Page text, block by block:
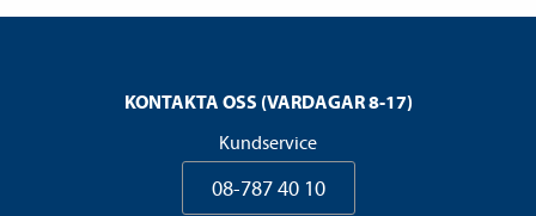
KONTAKTA OSS (VARDAGAR 8-17)
Kundservice
08-787 40 10